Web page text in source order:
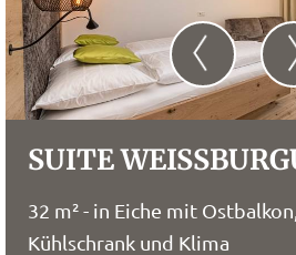
SUITE
32 m² - in Eiche mit
Kühlschrank und Klima